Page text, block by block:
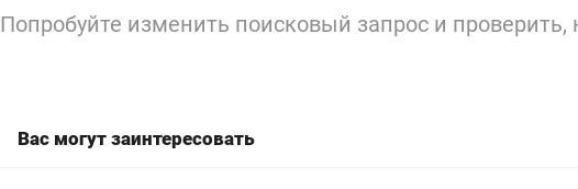
Попробуйте изменить поисковый запрос и проверить,
Вас могут заинтересовать